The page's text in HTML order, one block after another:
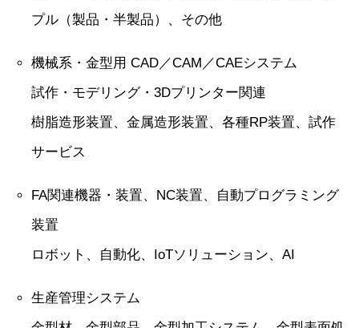
プル（製品・半製品）、その他
機械系・金型用 CAD／CAM／CAEシステム
試作・モデリング・3Dプリンター関連
樹脂造形装置、金属造形装置、各種RP装置、試作
サービス
FA関連機器・装置、NC装置、自動プログラミング
装置
ロボット、自動化、IoTソリューション、AI
生産管理システム